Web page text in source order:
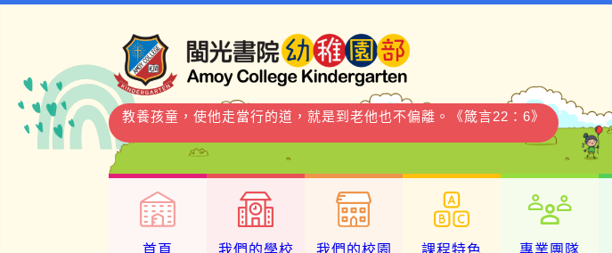
教養孩童，使他走當行的道，就是到老他也不偏離。《箴言22：6》
首頁 我們的學校 我們的校園 課程特色 專業團隊